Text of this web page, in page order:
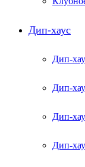
Дип-хаус
Дип-
Дип-
Дип-
Дип-